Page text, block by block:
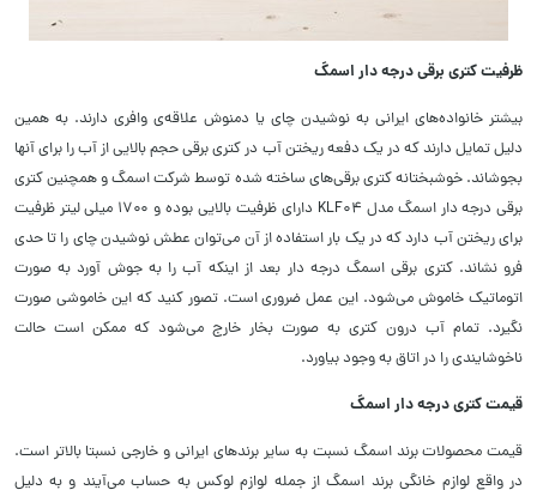
ظرفیت کتری برقی درجه دار اسمگ
بیشتر خانواده‌های ایرانی به نوشیدن چای یا دمنوش علاقه‌ی وافری دارند. به همین
دلیل تمایل دارند که در یک دفعه ریختن آب در کتری برقی حجم بالایی از آب را برای آنها
بجوشاند. خوشبختانه کتری برقی‌های ساخته شده توسط شرکت اسمگ و همچنین کتری
برقی درجه دار اسمگ مدل KLF04 دارای ظرفیت بالایی بوده و ۱۷۰۰ میلی لیتر ظرفیت
برای ریختن آب دارد که در یک بار استفاده از آن می‌توان عطش نوشیدن چای را تا حدی
فرو نشاند. کتری برقی اسمگ درجه دار بعد از اینکه آب را به جوش آورد به صورت
اتوماتیک خاموش می‌شود. این عمل ضروری است. تصور کنید که این خاموشی صورت
نگیرد. تمام آب درون کتری به صورت بخار خارج می‌شود که ممکن است حالت
ناخوشایندی را در اتاق به وجود بیاورد.
قیمت کتری درجه دار اسمگ
قیمت محصولات برند اسمگ نسبت به سایر برند‌های ایرانی و خارجی نسبتا بالاتر است.
در واقع لوازم خانگی برند اسمگ از جمله لوازم لوکس به حساب می‌آیند و به دلیل